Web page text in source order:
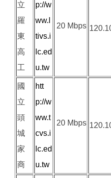
立
羅
東
高
工
p://w
ww.l
tivs.i
lc.ed
u.tw
20 Mbps
國
立
頭
城
家
商
htt
p://w
ww.t
cvs.i
lc.ed
u.tw
20 Mbps